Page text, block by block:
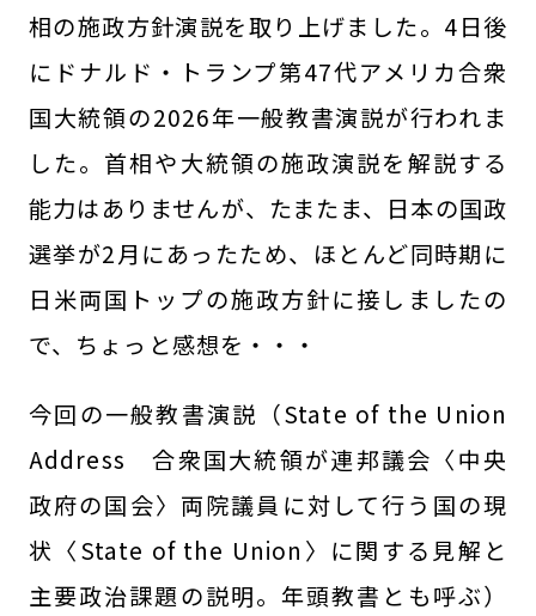
相の施政方針演説を取り上げました。4日後
にドナルド・トランプ第47代アメリカ合衆
国大統領の2026年一般教書演説が行われま
した。首相や大統領の施政演説を解説する
能力はありませんが、たまたま、日本の国政
選挙が2月にあったため、ほとんど同時期に
日米両国トップの施政方針に接しましたの
で、ちょっと感想を・・・
今回の一般教書演説（State of the Union
Address 合衆国大統領が連邦議会〈中央
政府の国会〉両院議員に対して行う国の現
状〈State of the Union〉に関する見解と
主要政治課題の説明。年頭教書とも呼ぶ）